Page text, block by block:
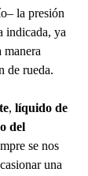
la presión
indicada, ya
manera
de rueda.
, líquido de
del
se nos
una